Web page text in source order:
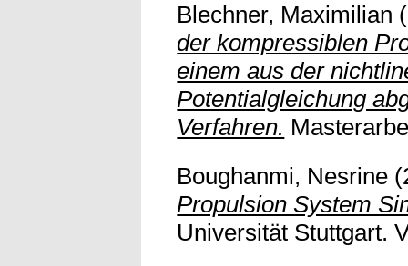
Blechner, Maximilian
der kompressiblen
einem aus der
Potentialgleichung
Verfahren.
Boughanmi, Nesrine
Propulsion System
Universität Stuttgart.